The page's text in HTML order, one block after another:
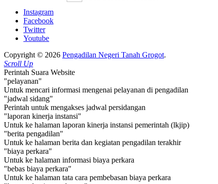
Instagram
Facebook
Twitter
Youtube
Copyright © 2026 Pengadilan Negeri Tanah Grogot.
Scroll Up
Perintah Suara Website
"pelayanan"
Untuk mencari informasi mengenai pelayanan di pengadilan
"jadwal sidang"
Perintah untuk mengakses jadwal persidangan
"laporan kinerja instansi"
Untuk ke halaman laporan kinerja instansi pemerintah (lkjip)
"berita pengadilan"
Untuk ke halaman berita dan kegiatan pengadilan terakhir
"biaya perkara"
Untuk ke halaman informasi biaya perkara
"bebas biaya perkara"
Untuk ke halaman tata cara pembebasan biaya perkara